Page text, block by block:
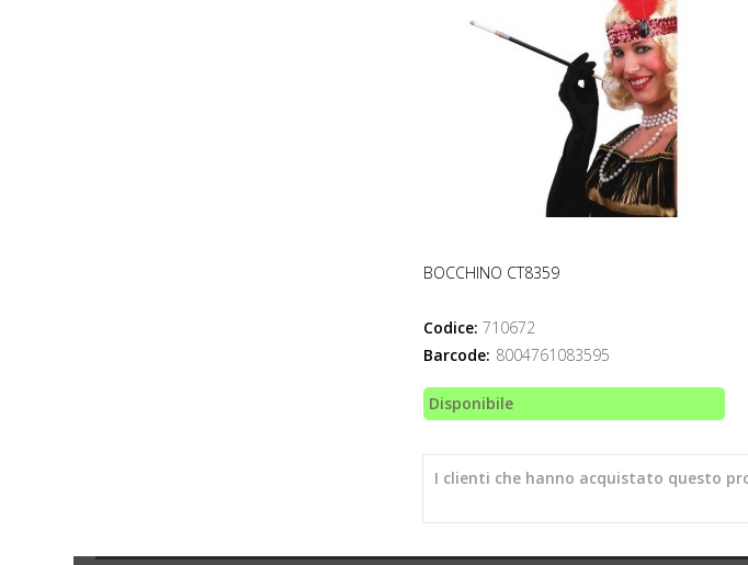
BOCCHINO CT8359
Codice: 710672
Barcode: 8004761083595
Disponibile
I clienti che hanno acquistato questo